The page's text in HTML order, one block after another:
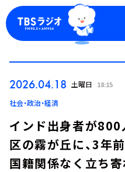
2026.04.18 土曜日 18:15
社会・政治・経済
インド出身者が
区の霧が丘に、3年
国籍関係なく立ち